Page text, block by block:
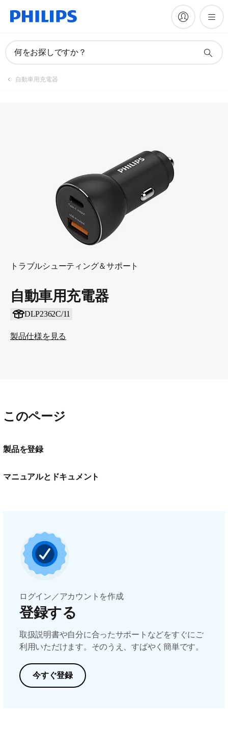
何をお探しですか？
自動車用充電器
トラブルシューティング＆サポート
自動車用充電器
DLP2362C/11
製品仕様を見る
このページ
製品を登録
マニュアルとドキュメント
ログイン／アカウントを作成
登録する
取扱説明書や自分に合ったサポートなどをすぐにご
利用いただけます。そのうえ、すばやく簡単です。
今すぐ登録